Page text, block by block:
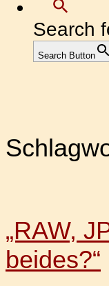
Search
Search Button
„RAW,
beides?“